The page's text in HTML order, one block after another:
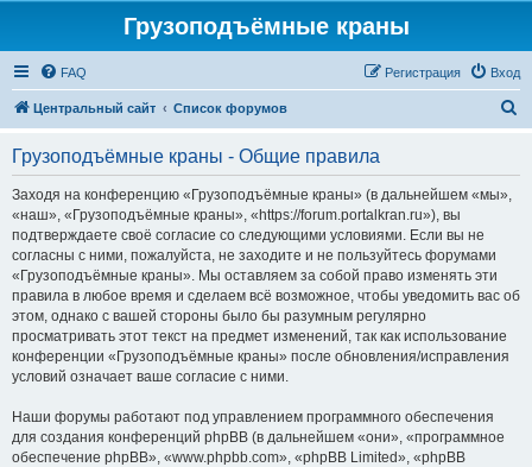
Грузоподъёмные краны
FAQ Вход
Регистрация
Центральный сайт Список форумов
Грузоподъёмные краны - Общие правила
Заходя на конференцию «Грузоподъёмные краны» (в дальнейшем «мы»,
«наш», «Грузоподъёмные краны», «https://forum.portalkran.ru»), вы
подтверждаете своё согласие со следующими условиями. Если вы не
согласны с ними, пожалуйста, не заходите и не пользуйтесь форумами
«Грузоподъёмные краны». Мы оставляем за собой право изменять эти
правила в любое время и сделаем всё возможное, чтобы уведомить вас об
этом, однако с вашей стороны было бы разумным регулярно
просматривать этот текст на предмет изменений, так как использование
конференции «Грузоподъёмные краны» после обновления/исправления
условий означает ваше согласие с ними.
Наши форумы работают под управлением программного обеспечения
для создания конференций phpBB (в дальнейшем «они», «программное
обеспечение phpBB», «www.phpbb.com», «phpBB Limited», «phpBB